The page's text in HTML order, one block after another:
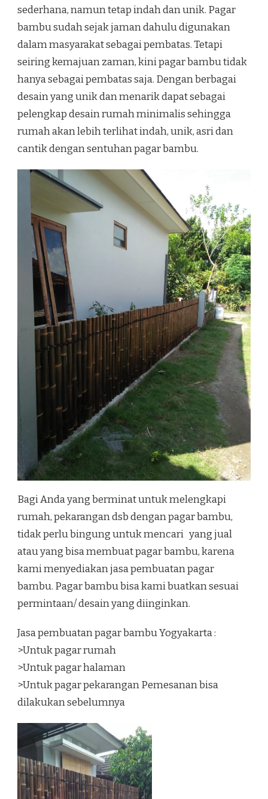
sederhana, namun tetap indah dan unik. Pagar
bambu sudah sejak jaman dahulu digunakan
dalam masyarakat sebagai pembatas. Tetapi
seiring kemajuan zaman, kini pagar bambu tidak
hanya sebagai pembatas saja. Dengan berbagai
desain yang unik dan menarik dapat sebagai
pelengkap desain rumah minimalis sehingga
rumah akan lebih terlihat indah, unik, asri dan
cantik dengan sentuhan pagar bambu.
Bagi Anda yang berminat untuk melengkapi
rumah, pekarangan dsb dengan pagar bambu,
tidak perlu bingung untuk mencari yang jual
atau yang bisa membuat pagar bambu, karena
kami menyediakan jasa pembuatan pagar
bambu. Pagar bambu bisa kami buatkan sesuai
permintaan/ desain yang diinginkan.
Jasa pembuatan pagar bambu Yogyakarta :
>Untuk pagar rumah
>Untuk pagar halaman
>Untuk pagar pekarangan Pemesanan bisa
dilakukan sebelumnya